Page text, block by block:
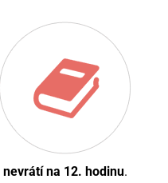
nevrátí na 12. hodinu.